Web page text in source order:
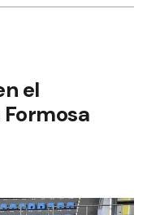
el